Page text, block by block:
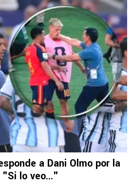
a Dani Olmo por la
lo veo..."